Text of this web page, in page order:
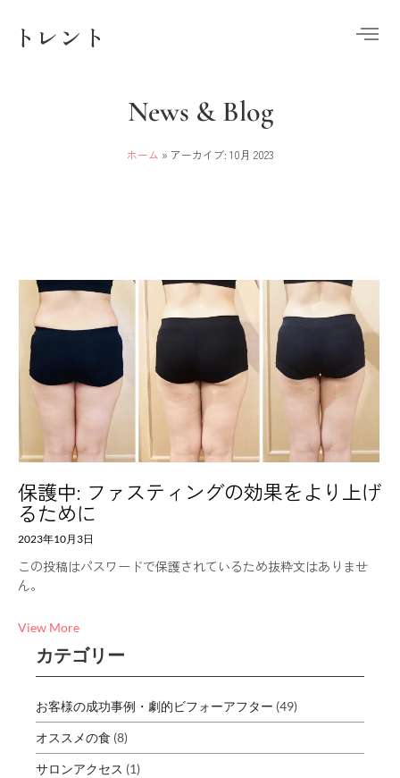
トレント
News & Blog
ホーム » アーカイブ: 10月 2023
保護中: ファスティングの効果をより上げ
るために
2023年10月3日
この投稿はパスワードで保護されているため抜粋文はありませ
ん。
View More
カテゴリー
お客様の成功事例・劇的ビフォーアフター (49)
オススメの食 (8)
サロンアクセス (1)